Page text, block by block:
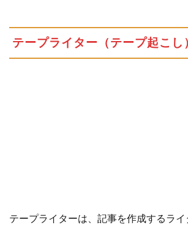
う！
テープライター（テープ起こし
テープライターは、記事を作成するラ